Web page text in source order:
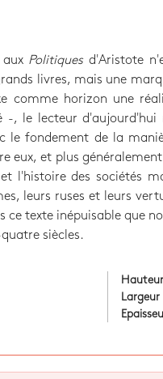
Politiquesd'Aristote
livres, mais une
comme horizon une
-, le lecteur d'aujourd'hui
le fondement de la
eux, et plus
l'histoire des sociétés
leurs ruses et leurs
ce texte inépuisable que
siècles.
Largeur